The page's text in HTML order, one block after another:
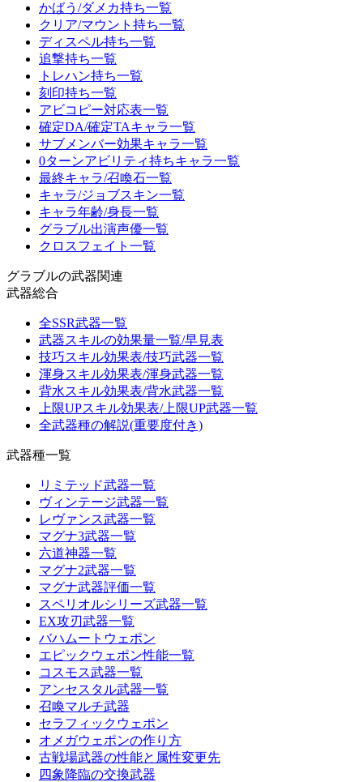
かばう/ダメカ持ち一覧
クリア/マウント持ち一覧
ディスペル持ち一覧
追撃持ち一覧
トレハン持ち一覧
刻印持ち一覧
アビコピー対応表一覧
確定DA/確定TAキャラ一覧
サブメンバー効果キャラ一覧
0ターンアビリティ持ちキャラ一覧
最終キャラ/召喚石一覧
キャラ/ジョブスキン一覧
キャラ年齢/身長一覧
グラブル出演声優一覧
クロスフェイト一覧
グラブルの武器関連
武器総合
全SSR武器一覧
武器スキルの効果量一覧/早見表
技巧スキル効果表/技巧武器一覧
渾身スキル効果表/渾身武器一覧
背水スキル効果表/背水武器一覧
上限UPスキル効果表/上限UP武器一覧
全武器種の解説(重要度付き)
武器種一覧
リミテッド武器一覧
ヴィンテージ武器一覧
レヴァンス武器一覧
マグナ3武器一覧
六道神器一覧
マグナ2武器一覧
マグナ武器評価一覧
スペリオルシリーズ武器一覧
EX攻刃武器一覧
バハムートウェポン
エピックウェポン性能一覧
コスモス武器一覧
アンセスタル武器一覧
召喚マルチ武器
セラフィックウェポン
オメガウェポンの作り方
古戦場武器の性能と属性変更先
四象降臨の交換武器